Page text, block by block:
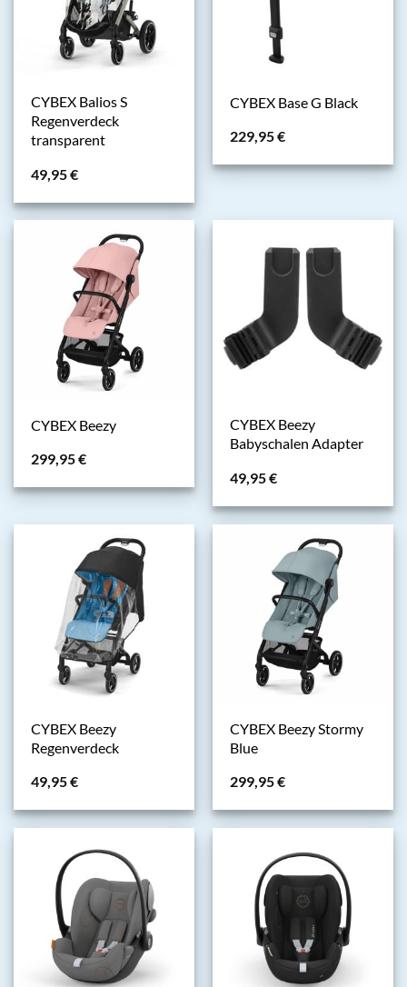
CYBEX Balios S
Regenverdeck
transparent
49,95€
CYBEX Base G Black
229,95€
CYBEX Beezy
299,95€
CYBEX Beezy
Babyschalen Adapter
49,95€
CYBEX Beezy
Regenverdeck
49,95€
CYBEX Beezy Stormy
Blue
299,95€